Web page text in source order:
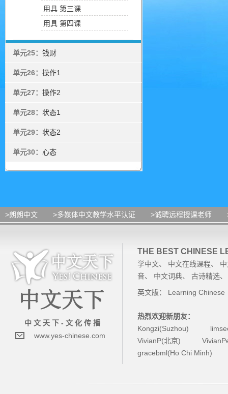
用具 第三课
用具 第四课
单元25： 钱财
单元26： 操作1
单元27： 操作2
单元28： 状态1
单元29： 状态2
单元30： 心态
>朗朗中文 >多媒体中文教学水平认证 >诚聘远程授课老师
中 文 天 下 - 文 化 传 播
www.yes-chinese.com
THE BEST CHINESE
学中文、 中文在线课程、
音、 中文词典、 古诗精选
英文版： Learning Chinese
热烈欢迎新朋友：
Kongzi(Suzhou)
VivianP(北京)
gracebml(Ho Chi Minh)